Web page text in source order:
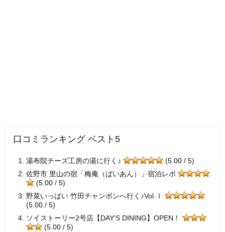
口コミランキング ベスト5
湯布院チーズ工房の湯に行く♪
(5.00 / 5)
佐野市 里山の宿「梅庵（ばいあん）」宿泊レポ
(5.00 / 5)
野菜いっぱい 竹田チャンポンへ行く♪Vol.Ⅰ
(5.00 / 5)
ソイストーリー2号店【DAY'S DINING】OPEN！
(5.00 / 5)